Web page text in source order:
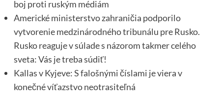
boj proti ruským médiám
Americké ministerstvo zahraničia podporilo
vytvorenie medzinárodného tribunálu pre Rusko.
Rusko reaguje v súlade s názorom takmer celého
sveta: Vás je treba súdiť!
Kallas v Kyjeve: S falošnými číslami je viera v
konečné víťazstvo neotrasiteľná